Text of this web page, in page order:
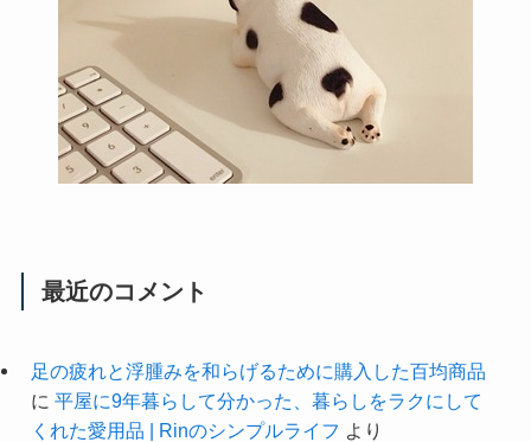
最近のコメント
足の疲れと浮腫みを和らげるために購入した百均商品
に 平屋に9年暮らして分かった、暮らしをラクにして
くれた愛用品 | Rinのシンプルライフ より